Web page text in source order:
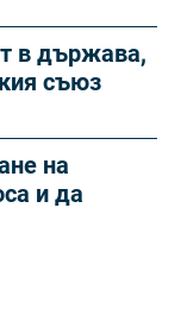
в държава,
съюз
на
и да